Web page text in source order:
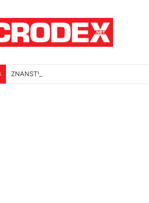
ZNANSTVENICI IZ BOSNE OTKRILI NACIZAM